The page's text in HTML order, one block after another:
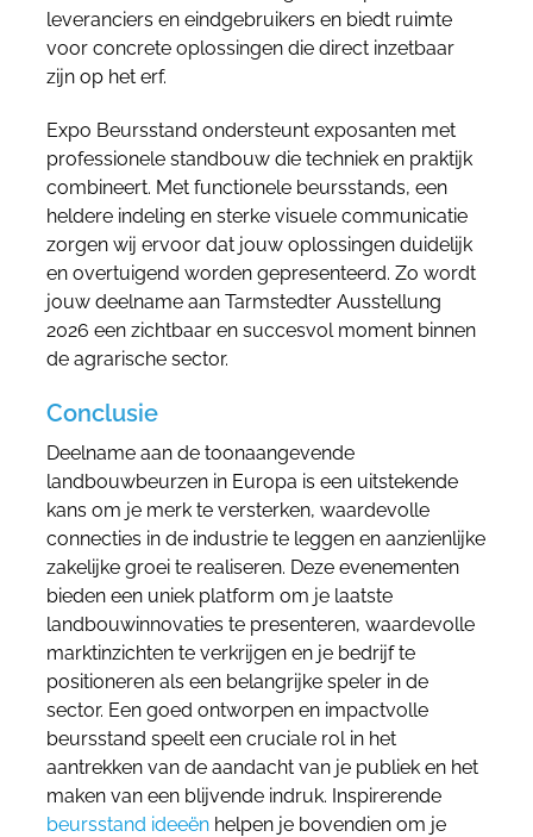
leveranciers en eindgebruikers en biedt ruimte
voor concrete oplossingen die direct inzetbaar
zijn op het erf.
Expo Beursstand ondersteunt exposanten met
professionele standbouw die techniek en praktijk
combineert. Met functionele beursstands, een
heldere indeling en sterke visuele communicatie
zorgen wij ervoor dat jouw oplossingen duidelijk
en overtuigend worden gepresenteerd. Zo wordt
jouw deelname aan Tarmstedter Ausstellung
2026 een zichtbaar en succesvol moment binnen
de agrarische sector.
Conclusie
Deelname aan de toonaangevende
landbouwbeurzen in Europa is een uitstekende
kans om je merk te versterken, waardevolle
connecties in de industrie te leggen en aanzienlijke
zakelijke groei te realiseren. Deze evenementen
bieden een uniek platform om je laatste
landbouwinnovaties te presenteren, waardevolle
marktinzichten te verkrijgen en je bedrijf te
positioneren als een belangrijke speler in de
sector. Een goed ontworpen en impactvolle
beursstand speelt een cruciale rol in het
aantrekken van de aandacht van je publiek en het
maken van een blijvende indruk. Inspirerende
beursstand ideeën helpen je bovendien om je